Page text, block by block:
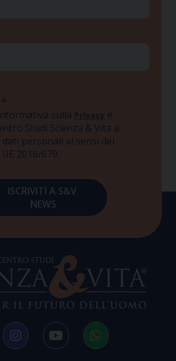
*
sulla Privacy e
Studi Scienza & Vita a
personali ai sensi del
2016/679